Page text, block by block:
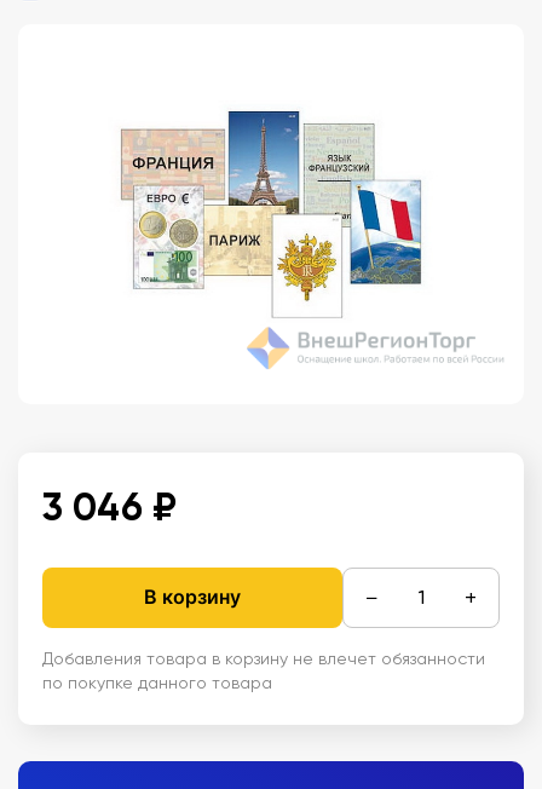
3 046 ₽
В корзину − +
Добавления товара в корзину не влечет обязанности
по покупке данного товара